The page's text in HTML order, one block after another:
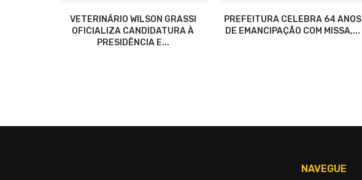
VETERINÁRIO WILSON GRASSI
OFICIALIZA CANDIDATURA À
PRESIDÊNCIA E...
PREFEITURA CELEBRA 64 ANOS
DE EMANCIPAÇÃO COM MISSA,...
NAVEGUE